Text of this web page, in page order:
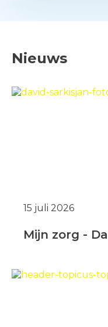
Nieuws
15 juli 2026
Mijn zorg -